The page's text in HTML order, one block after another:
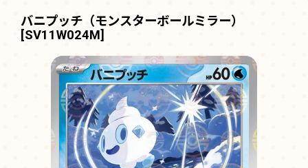
バニプッチ（モンスターボールミラー）
[SV11W024M]